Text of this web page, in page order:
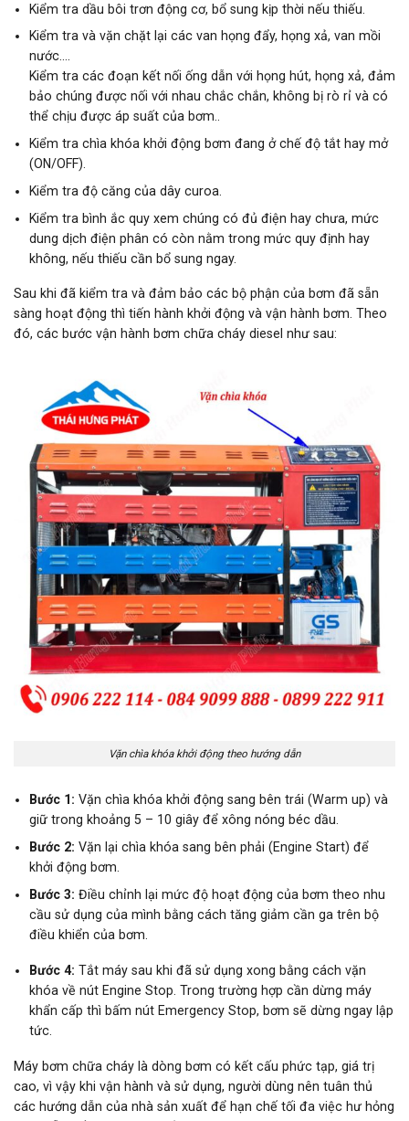
Kiểm tra dầu bôi trơn động cơ, bổ sung kịp thời nếu thiếu.
Kiểm tra và vặn chặt lại các van họng đẩy, họng xả, van mồi
nước….
Kiểm tra các đoạn kết nối ống dẫn với họng hút, họng xả, đảm
bảo chúng được nối với nhau chắc chắn, không bị rò rỉ và có
thể chịu được áp suất của bơm..
Kiểm tra chìa khóa khởi động bơm đang ở chế độ tắt hay mở
(ON/OFF).
Kiểm tra độ căng của dây curoa.
Kiểm tra bình ắc quy xem chúng có đủ điện hay chưa, mức
dung dịch điện phân có còn nằm trong mức quy định hay
không, nếu thiếu cần bổ sung ngay.
Sau khi đã kiểm tra và đảm bảo các bộ phận của bơm đã sẵn
sàng hoạt động thì tiến hành khởi động và vận hành bơm. Theo
đó, các bước vận hành bơm chữa cháy diesel như sau:
Vặn chìa khóa khởi động theo hướng dẫn
Bước 1: Vặn chìa khóa khởi động sang bên trái (Warm up) và
giữ trong khoảng 5 – 10 giây để xông nóng béc dầu.
Bước 2: Vặn lại chìa khóa sang bên phải (Engine Start) để
khởi động bơm.
Bước 3: Điều chỉnh lại mức độ hoạt động của bơm theo nhu
cầu sử dụng của mình bằng cách tăng giảm cần ga trên bộ
điều khiển của bơm.
Bước 4: Tắt máy sau khi đã sử dụng xong bằng cách vặn
khóa về nút Engine Stop. Trong trường hợp cần dừng máy
khẩn cấp thì bấm nút Emergency Stop, bơm sẽ dừng ngay lập
tức.
Máy bơm chữa cháy là dòng bơm có kết cấu phức tạp, giá trị
cao, vì vậy khi vận hành và sử dụng, người dùng nên tuân thủ
các hướng dẫn của nhà sản xuất để hạn chế tối đa việc hư hỏng